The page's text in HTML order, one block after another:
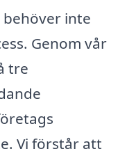
behöver inte
Genom vår
tre
Vi förstår att